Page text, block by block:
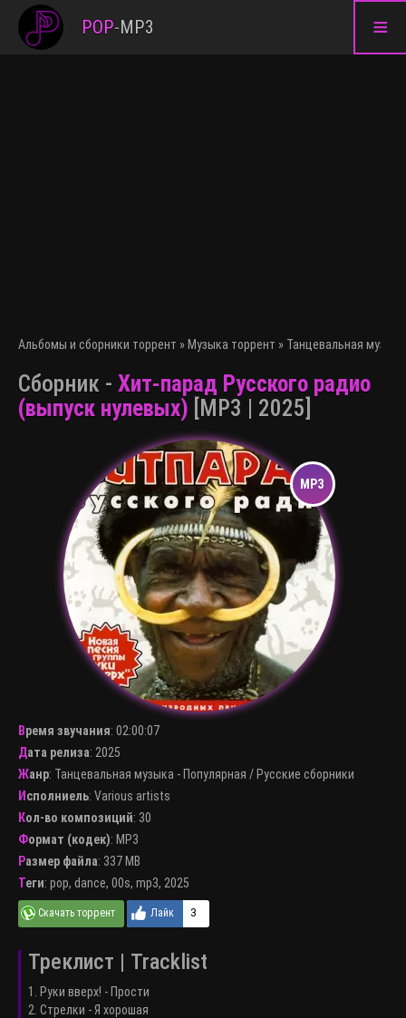
≡
POP-MP3
Альбомы и сборники торрент » Музыка торрент » Танцевальная
Сборник - Хит-парад Русского радио
(выпуск нулевых) [MP3 | 2025]
Время звучания: 02:00:07
Дата релиза: 2025
Жанр: Танцевальная музыка - Популярная / Русские сборники
Исполниель: Various artists
Кол-во композиций: 30
Формат (кодек): MP3
Размер файла: 337 MB
Теги: pop, dance, 00s, mp3, 2025
3
Треклист | Tracklist
1. Руки вверх! - Прости
2. Стрелки - Я хорошая